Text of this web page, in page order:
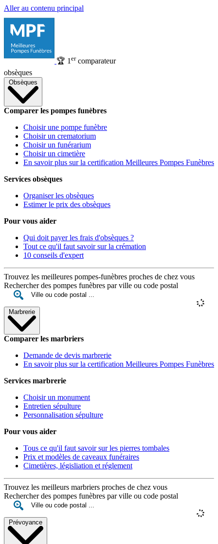
Aller au contenu principal
🏆 1 ercomparateur
obsèques
Obsèques
Comparer les pompes funèbres
Choisir une pompe funèbre
Choisir un crematorium
Choisir un funérarium
Choisir un cimetière
En savoir plus sur la certification Meilleures Pompes Funèbres
Services obsèques
Organiser les obsèques
Estimer le prix des obsèques
Pour vous aider
Qui doit payer les frais d'obsèques ?
Tout ce qu'il faut savoir sur la crémation
10 conseils d'expert
Trouvez les meilleures pompes-funèbres proches de chez vous
Rechercher des pompes funèbres par ville ou code postal
Marbrerie
Comparer les marbriers
Demande de devis marbrerie
En savoir plus sur la certification Meilleures Pompes Funèbres
Services marbrerie
Choisir un monument
Entretien sépulture
Personnalisation sépulture
Pour vous aider
Tous ce qu'il faut savoir sur les pierres tombales
Prix et modèles de caveaux funéraires
Cimetières, législiation et réglement
Trouvez les meilleurs marbriers proches de chez vous
Rechercher des pompes funèbres par ville ou code postal
Prévoyance